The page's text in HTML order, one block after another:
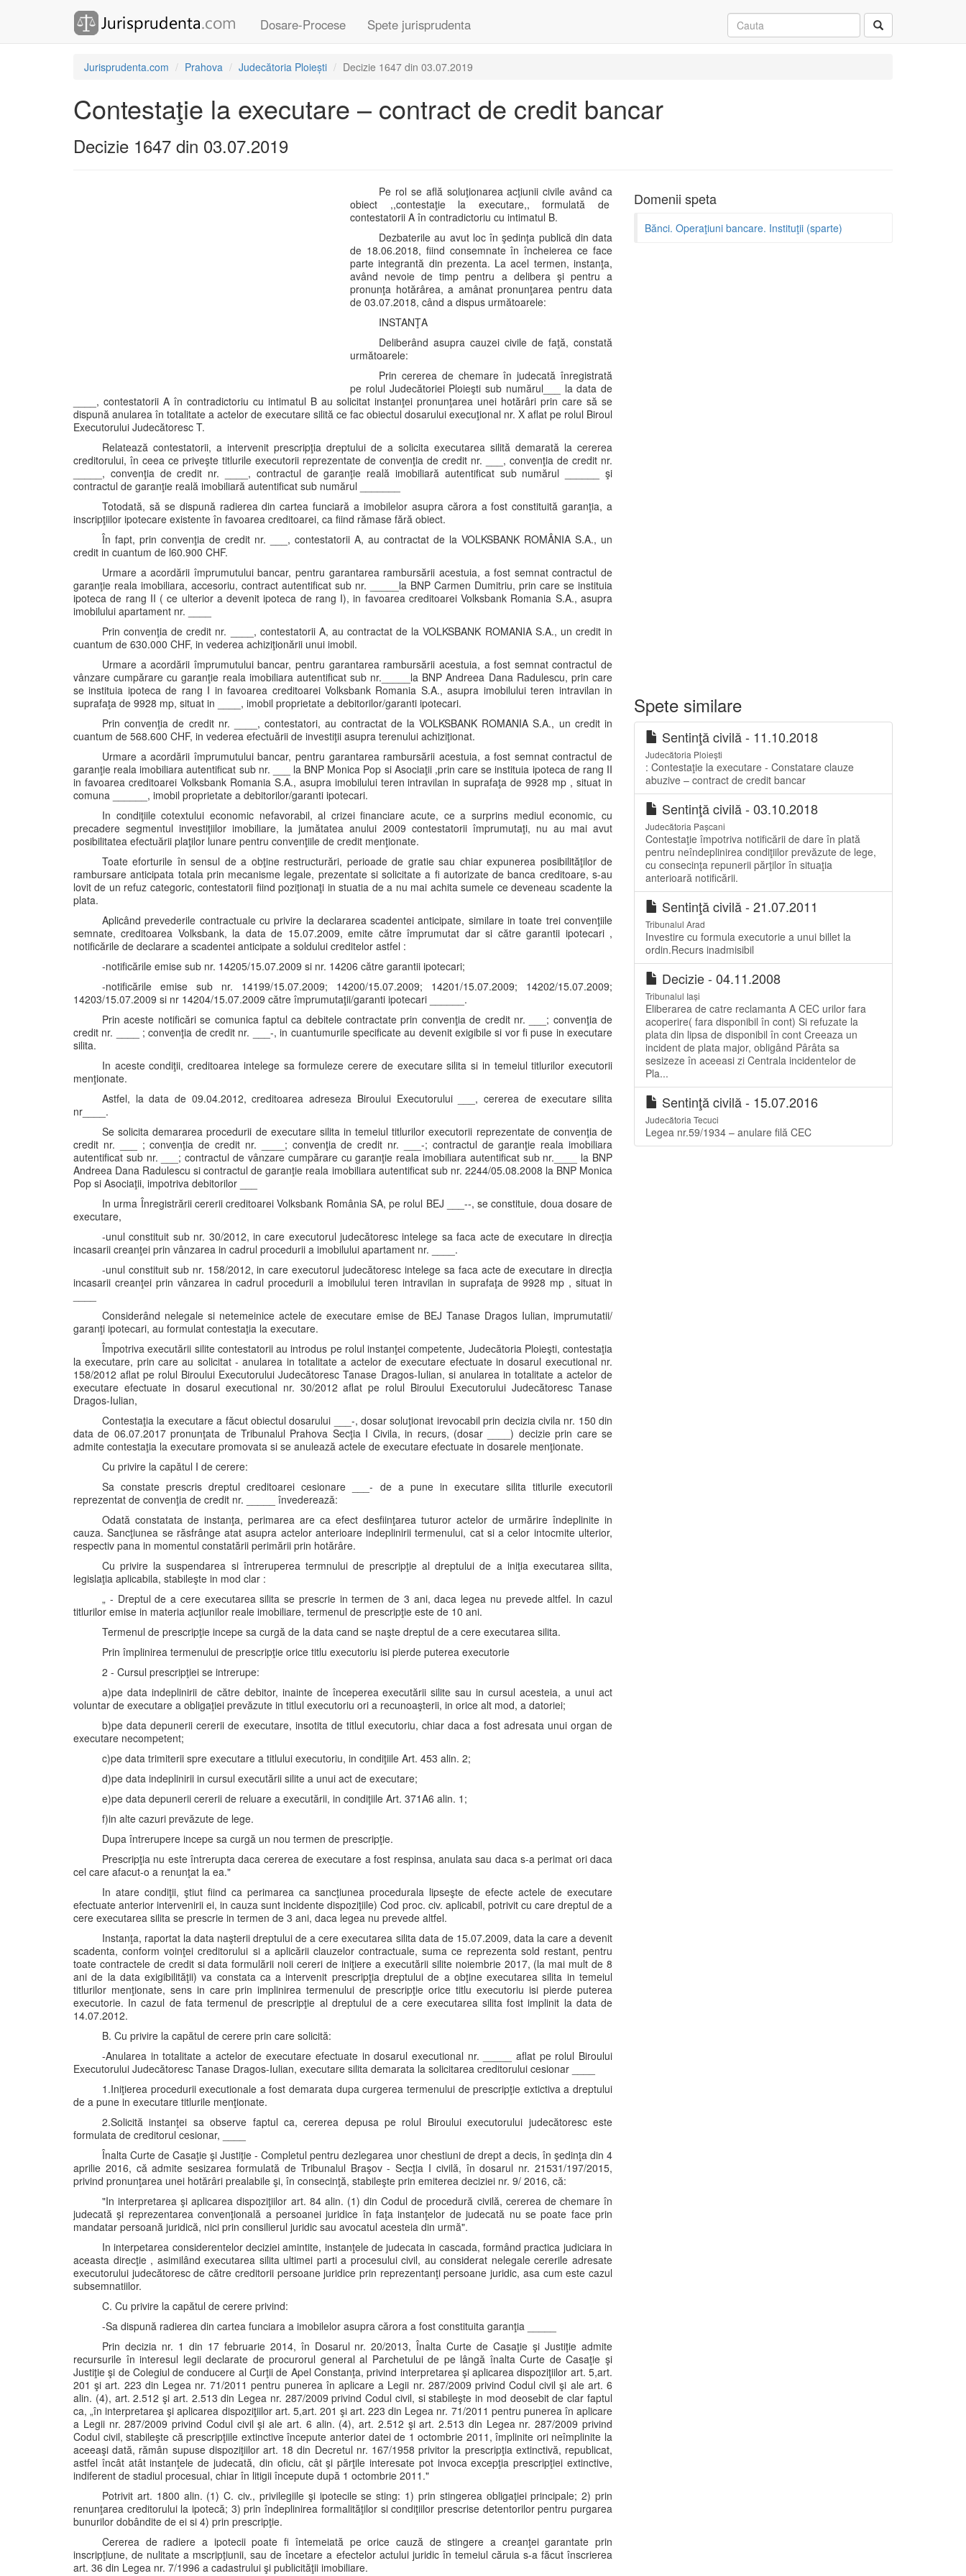
Dosare-Procese Spete jurisprudenta
Jurisprudenta.com Prahova Judecătoria Ploiești Decizie 1647 din 03.07.2019
Contestaţie la executare – contract de credit bancar
Decizie 1647 din 03.07.2019
Pe rol se află soluţionarea acţiunii civile având ca
obiect ,,contestaţie la executare,, formulată de
contestatorii A în contradictoriu cu intimatul B.
Dezbaterile au avut loc în şedinţa publică din data
de 18.06.2018, fiind consemnate în încheierea ce face
parte integrantă din prezenta. La acel termen, instanţa,
având nevoie de timp pentru a delibera şi pentru a
pronunţa hotărârea, a amânat pronunţarea pentru data
de 03.07.2018, când a dispus următoarele:
INSTANŢA
Deliberând asupra cauzei civile de faţă, constată
următoarele:
Prin cererea de chemare în judecată înregistrată
pe rolul Judecătoriei Ploieşti sub numărul___ la data de
____, contestatorii A în contradictoriu cu intimatul B au solicitat instanţei pronunţarea unei hotărâri prin care să se
dispună anularea în totalitate a actelor de executare silită ce fac obiectul dosarului execuţional nr. X aflat pe rolul Biroul
Executorului Judecătoresc T.
Relatează contestatorii, a intervenit prescripţia dreptului de a solicita executarea silită demarată la cererea
creditorului, în ceea ce priveşte titlurile executorii reprezentate de convenţia de credit nr. ___, convenţia de credit nr.
_____, convenţia de credit nr. ____, contractul de garanţie reală imobiliară autentificat sub numărul ______ şi
contractul de garanţie reală imobiliară autentificat sub numărul _______
Totodată, să se dispună radierea din cartea funciară a imobilelor asupra cărora a fost constituită garanţia, a
inscripţiilor ipotecare existente în favoarea creditoarei, ca fiind rămase fără obiect.
În fapt, prin convenţia de credit nr. ___, contestatorii A, au contractat de la VOLKSBANK ROMÂNIA S.A., un
credit in cuantum de l60.900 CHF.
Urmare a acordării împrumutului bancar, pentru garantarea rambursării acestuia, a fost semnat contractul de
garanţie reala imobiliara, accesoriu, contract autentificat sub nr. _____la BNP Carmen Dumitriu, prin care se instituia
ipoteca de rang II ( ce ulterior a devenit ipoteca de rang I), in favoarea creditoarei Volksbank Romania S.A., asupra
imobilului apartament nr. ____
Prin convenţia de credit nr. ____, contestatorii A, au contractat de la VOLKSBANK ROMANIA S.A., un credit in
cuantum de 630.000 CHF, in vederea achiziţionării unui imobil.
Urmare a acordării împrumutului bancar, pentru garantarea rambursării acestuia, a fost semnat contractul de
vânzare cumpărare cu garanţie reala imobiliara autentificat sub nr._____la BNP Andreea Dana Radulescu, prin care
se instituia ipoteca de rang I in favoarea creditoarei Volksbank Romania S.A., asupra imobilului teren intravilan in
suprafaţa de 9928 mp, situat in ____, imobil proprietate a debitorilor/garanti ipotecari.
Prin convenţia de credit nr. ____, contestatori, au contractat de la VOLKSBANK ROMANIA S.A., un credit in
cuantum de 568.600 CHF, in vederea efectuării de investiţii asupra terenului achiziţionat.
Urmare a acordării împrumutului bancar, pentru garantarea rambursării acestuia, a fost semnat contractul de
garanţie reala imobiliara autentificat sub nr. ___ la BNP Monica Pop si Asociaţii ,prin care se instituia ipoteca de rang II
in favoarea creditoarei Volksbank Romania S.A., asupra imobilului teren intravilan in suprafaţa de 9928 mp , situat in
comuna ______, imobil proprietate a debitorilor/garanti ipotecari.
In condiţiile cotextului economic nefavorabil, al crizei financiare acute, ce a surprins mediul economic, cu
precadere segmentul investiţiilor imobiliare, la jumătatea anului 2009 contestatorii împrumutaţi, nu au mai avut
posibilitatea efectuării plaţilor lunare pentru convenţiile de credit menţionate.
Toate eforturile în sensul de a obţine restructurări, perioade de gratie sau chiar expunerea posibilităţilor de
rambursare anticipata totala prin mecanisme legale, prezentate si solicitate a fi autorizate de banca creditoare, s-au
lovit de un refuz categoric, contestatorii fiind poziţionaţi in stuatia de a nu mai achita sumele ce deveneau scadente la
plata.
Aplicând prevederile contractuale cu privire la declararea scadentei anticipate, similare in toate trei convenţiile
semnate, creditoarea Volksbank, la data de 15.07.2009, emite către împrumutat dar si către garantii ipotecari ,
notificările de declarare a scadentei anticipate a soldului creditelor astfel :
-notificările emise sub nr. 14205/15.07.2009 si nr. 14206 către garantii ipotecari;
-notificările emise sub nr. 14199/15.07.2009; 14200/15.07.2009; 14201/15.07.2009; 14202/15.07.2009;
14203/15.07.2009 si nr 14204/15.07.2009 către împrumutaţii/garanti ipotecari ______.
Prin aceste notificări se comunica faptul ca debitele contractate prin convenţia de credit nr. ___; convenţia de
credit nr. ____ ; convenţia de credit nr. ___-, in cuantumurile specificate au devenit exigibile si vor fi puse in executare
silita.
In aceste condiţii, creditoarea intelege sa formuleze cerere de executare silita si in temeiul titlurilor executorii
menţionate.
Astfel, la data de 09.04.2012, creditoarea adreseza Biroului Executorului ___, cererea de executare silita
nr____.
Se solicita demararea procedurii de executare silita in temeiul titlurilor executorii reprezentate de convenţia de
credit nr. ___ ; convenţia de credit nr. ____; convenţia de credit nr. ___-; contractul de garanţie reala imobiliara
autentificat sub nr. ___; contractul de vânzare cumpărare cu garanţie reala imobiliara autentificat sub nr.____ la BNP
Andreea Dana Radulescu si contractul de garanţie reala imobiliara autentificat sub nr. 2244/05.08.2008 la BNP Monica
Pop si Asociaţii, impotriva debitorilor ___
In urma Înregistrării cererii creditoarei Volksbank România SA, pe rolul BEJ ___--, se constituie, doua dosare de
executare,
-unul constituit sub nr. 30/2012, in care executorul judecătoresc intelege sa faca acte de executare in direcţia
incasarii creanţei prin vânzarea in cadrul procedurii a imobilului apartament nr. ____.
-unul constituit sub nr. 158/2012, in care executorul judecătoresc intelege sa faca acte de executare in direcţia
incasarii creanţei prin vânzarea in cadrul procedurii a imobilului teren intravilan in suprafaţa de 9928 mp , situat in
Considerând nelegale si netemeinice actele de executare emise de BEJ Tanase Dragos Iulian, imprumutatii/
garanţi ipotecari, au formulat contestaţia la executare.
Împotriva executării silite contestatorii au introdus pe rolul instanţei competente, Judecătoria Ploieşti, contestaţia
la executare, prin care au solicitat - anularea in totalitate a actelor de executare efectuate in dosarul executional nr.
158/2012 aflat pe rolul Biroului Executorului Judecătoresc Tanase Dragos-Iulian, si anularea in totalitate a actelor de
executare efectuate in dosarul executional nr. 30/2012 aflat pe rolul Biroului Executorului Judecătoresc Tanase
Dragos-Iulian,
Contestaţia la executare a făcut obiectul dosarului ___-, dosar soluţionat irevocabil prin decizia civila nr. 150 din
data de 06.07.2017 pronunţata de Tribunalul Prahova Secţia I Civila, in recurs, (dosar ____) decizie prin care se
admite contestaţia la executare promovata si se anulează actele de executare efectuate in dosarele menţionate.
Cu privire la capătul I de cerere:
Sa constate prescris dreptul creditoarei cesionare ___- de a pune in executare silita titlurile executorii
reprezentat de convenţia de credit nr. _____ învederează:
Odată constatata de instanţa, perimarea are ca efect desfiinţarea tuturor actelor de urmărire îndeplinite in
cauza. Sancţiunea se răsfrânge atat asupra actelor anterioare indeplinirii termenului, cat si a celor intocmite ulterior,
respectiv pana in momentul constatării perimării prin hotărâre.
Cu privire la suspendarea si întreruperea termnului de prescripţie al dreptului de a iniţia executarea silita,
legislaţia aplicabila, stabileşte in mod clar :
„ - Dreptul de a cere executarea silita se prescrie in termen de 3 ani, daca legea nu prevede altfel. In cazul
titlurilor emise in materia acţiunilor reale imobiliare, termenul de prescripţie este de 10 ani.
Termenul de prescripţie incepe sa curgă de la data cand se naşte dreptul de a cere executarea silita.
Prin împlinirea termenului de prescripţie orice titlu executoriu isi pierde puterea executorie
2 - Cursul prescripţiei se intrerupe:
a)pe data indeplinirii de către debitor, inainte de începerea executării silite sau in cursul acesteia, a unui act
voluntar de executare a obligaţiei prevăzute in titlul executoriu ori a recunoaşterii, in orice alt mod, a datoriei;
b)pe data depunerii cererii de executare, insotita de titlul executoriu, chiar daca a fost adresata unui organ de
executare necompetent;
c)pe data trimiterii spre executare a titlului executoriu, in condiţiile Art. 453 alin. 2;
d)pe data indeplinirii in cursul executării silite a unui act de executare;
e)pe data depunerii cererii de reluare a executării, in condiţiile Art. 371A6 alin. 1;
f)in alte cazuri prevăzute de lege.
Dupa întrerupere incepe sa curgă un nou termen de prescripţie.
Prescripţia nu este întrerupta daca cererea de executare a fost respinsa, anulata sau daca s-a perimat ori daca
cel care afacut-o a renunţat la ea."
In atare condiţii, ştiut fiind ca perimarea ca sancţiunea procedurala lipseşte de efecte actele de executare
efectuate anterior intervenirii ei, in cauza sunt incidente dispoziţiile) Cod proc. civ. aplicabil, potrivit cu care dreptul de a
cere executarea silita se prescrie in termen de 3 ani, daca legea nu prevede altfel.
Instanţa, raportat la data naşterii dreptului de a cere executarea silita data de 15.07.2009, data la care a devenit
scadenta, conform voinţei creditorului si a aplicării clauzelor contractuale, suma ce reprezenta sold restant, pentru
toate contractele de credit si data formulării noii cereri de iniţiere a executării silite noiembrie 2017, (la mai mult de 8
ani de la data exigibilităţii) va constata ca a intervenit prescripţia dreptului de a obţine executarea silita in temeiul
titlurilor menţionate, sens in care prin implinirea termenului de prescripţie orice titlu executoriu isi pierde puterea
executorie. In cazul de fata termenul de prescripţie al dreptului de a cere executarea silita fost implinit la data de
14.07.2012.
B. Cu privire la capătul de cerere prin care solicită:
-Anularea in totalitate a actelor de executare efectuate in dosarul executional nr. _____ aflat pe rolul Biroului
Executorului Judecătoresc Tanase Dragos-Iulian, executare silita demarata la solicitarea creditorului cesionar ____
1.Iniţierea procedurii executionale a fost demarata dupa curgerea termenului de prescripţie extictiva a dreptului
de a pune in executare titlurile menţionate.
2.Solicită instanţei sa observe faptul ca, cererea depusa pe rolul Biroului executorului judecătoresc este
formulata de creditorul cesionar, ____
Înalta Curte de Casaţie şi Justiţie - Completul pentru dezlegarea unor chestiuni de drept a decis, în şedinţa din 4
aprilie 2016, că admite sesizarea formulată de Tribunalul Braşov - Secţia I civilă, în dosarul nr. 21531/197/2015,
privind pronunţarea unei hotărâri prealabile şi, în consecinţă, stabileşte prin emiterea deciziei nr. 9/ 2016, că:
"In interpretarea şi aplicarea dispoziţiilor art. 84 alin. (1) din Codul de procedură civilă, cererea de chemare în
judecată şi reprezentarea convenţională a persoanei juridice în faţa instanţelor de judecată nu se poate face prin
mandatar persoană juridică, nici prin consilierul juridic sau avocatul acesteia din urmă".
In interpetarea considerentelor deciziei amintite, instanţele de judecata in cascada, formând practica judiciara in
aceasta direcţie , asimilând executarea silita ultimei parti a procesului civil, au considerat nelegale cererile adresate
executorului judecătoresc de către creditorii persoane juridice prin reprezentanţi persoane juridic, asa cum este cazul
subsemnatiilor.
C. Cu privire la capătul de cerere privind:
-Sa dispună radierea din cartea funciara a imobilelor asupra cărora a fost constituita garanţia _____
Prin decizia nr. 1 din 17 februarie 2014, în Dosarul nr. 20/2013, Înalta Curte de Casaţie şi Justiţie admite
recursurile în interesul legii declarate de procurorul general al Parchetului de pe lângă înalta Curte de Casaţie şi
Justiţie şi de Colegiul de conducere al Curţii de Apel Constanţa, privind interpretarea şi aplicarea dispoziţiilor art. 5,art.
201 şi art. 223 din Legea nr. 71/2011 pentru punerea în aplicare a Legii nr. 287/2009 privind Codul civil şi ale art. 6
alin. (4), art. 2.512 şi art. 2.513 din Legea nr. 287/2009 privind Codul civil, si stabileşte in mod deosebit de clar faptul
ca, „în interpretarea şi aplicarea dispoziţiilor art. 5,art. 201 şi art. 223 din Legea nr. 71/2011 pentru punerea în aplicare
a Legii nr. 287/2009 privind Codul civil şi ale art. 6 alin. (4), art. 2.512 şi art. 2.513 din Legea nr. 287/2009 privind
Codul civil, stabileşte că prescripţiile extinctive începute anterior datei de 1 octombrie 2011, împlinite ori neîmplinite la
aceeaşi dată, rămân supuse dispoziţiilor art. 18 din Decretul nr. 167/1958 privitor la prescripţia extinctivă, republicat,
astfel încât atât instanţele de judecată, din oficiu, cât şi părţile interesate pot invoca excepţia prescripţiei extinctive,
indiferent de stadiul procesual, chiar în litigii începute după 1 octombrie 2011."
Potrivit art. 1800 alin. (1) C. civ., privilegiile şi ipotecile se sting: 1) prin stingerea obligaţiei principale; 2) prin
renunţarea creditorului la ipotecă; 3) prin îndeplinirea formalităţilor si condiţiilor prescrise detentorilor pentru purgarea
bunurilor dobândite de ei si 4) prin prescripţie.
Cererea de radiere a ipotecii poate fi întemeiată pe orice cauză de stingere a creanţei garantate prin
inscripţiune, de nulitate a mscripţiunii, sau de încetare a efectelor actului juridic în temeiul căruia s-a făcut înscrierea
art. 36 din Legea nr. 7/1996 a cadastrului şi publicităţii imobiliare.
Domenii speta
Bănci. Operaţiuni bancare. Instituţii (sparte)
Spete similare
Sentinţă civilă - 11.10.2018
Judecătoria Ploiești
: Contestaţie la executare - Constatare clauze
abuzive – contract de credit bancar
Sentinţă civilă - 03.10.2018
Judecătoria Pașcani
Contestaţie împotriva notificării de dare în plată
pentru neîndeplinirea condiţiilor prevăzute de lege,
cu consecinţa repunerii părţilor în situaţia
anterioară notificării.
Sentinţă civilă - 21.07.2011
Tribunalul Arad
Investire cu formula executorie a unui billet la
ordin.Recurs inadmisibil
Decizie - 04.11.2008
Tribunalul Iași
Eliberarea de catre reclamanta A CEC urilor fara
acoperire( fara disponibil în cont) Si refuzate la
plata din lipsa de disponibil în cont Creeaza un
incident de plata major, obligând Pârâta sa
sesizeze în aceeasi zi Centrala incidentelor de
Pla...
Sentinţă civilă - 15.07.2016
Judecătoria Tecuci
Legea nr.59/1934 – anulare filă CEC